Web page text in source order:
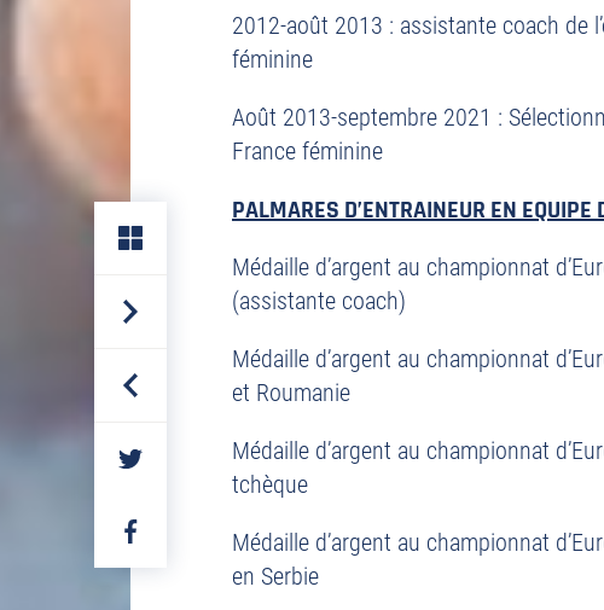
PARTAGER
SUR
PARTAGER
SUR
FACEBOOK
2012-août 2013 : assistante coach de
féminine
Août 2013-septembre 2021 :
France féminine
PALMARES D’ENTRAINEUR EN EQUIPE
Médaille d’argent au championnat
(assistante coach)
Médaille d’argent au championnat
et Roumanie
Médaille d’argent au championnat
tchèque
Médaille d’argent au championnat
en Serbie